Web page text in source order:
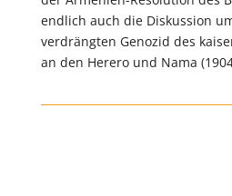
endlich auch die Diskussion
verdrängten Genozid des
an den Herero und Nama